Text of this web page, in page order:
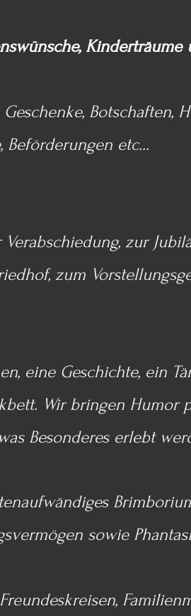
Botschaften,
Beförderungen etc...
zur
zum
eine Geschichte, ein
Wir bringen Humor
Besonderes erlebt
sowie